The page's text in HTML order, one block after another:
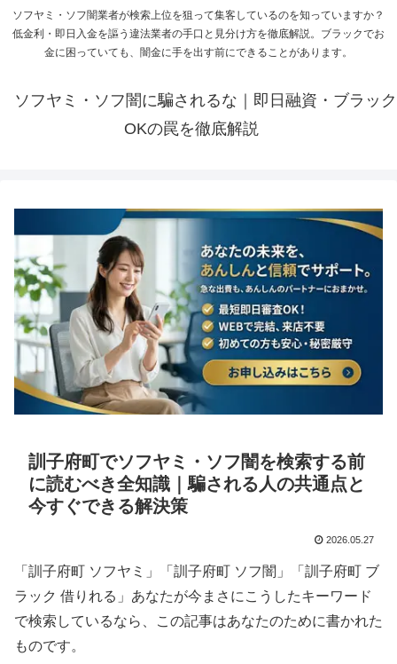
ソフヤミ・ソフ闇業者が検索上位を狙って集客しているのを知っていますか？
低金利・即日入金を謳う違法業者の手口と見分け方を徹底解説。ブラックでお
金に困っていても、闇金に手を出す前にできることがあります。
ソフヤミ・ソフ闇に騙されるな｜即日融資・ブラック
OKの罠を徹底解説
訓子府町でソフヤミ・ソフ闇を検索する前
に読むべき全知識｜騙される人の共通点と
今すぐできる解決策
2026.05.27
「訓子府町 ソフヤミ」「訓子府町 ソフ闇」「訓子府町 ブ
ラック 借りれる」あなたが今まさにこうしたキーワード
で検索しているなら、この記事はあなたのために書かれた
ものです。